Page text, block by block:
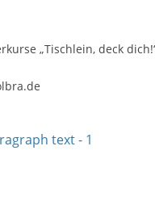
„Tischlein, deck